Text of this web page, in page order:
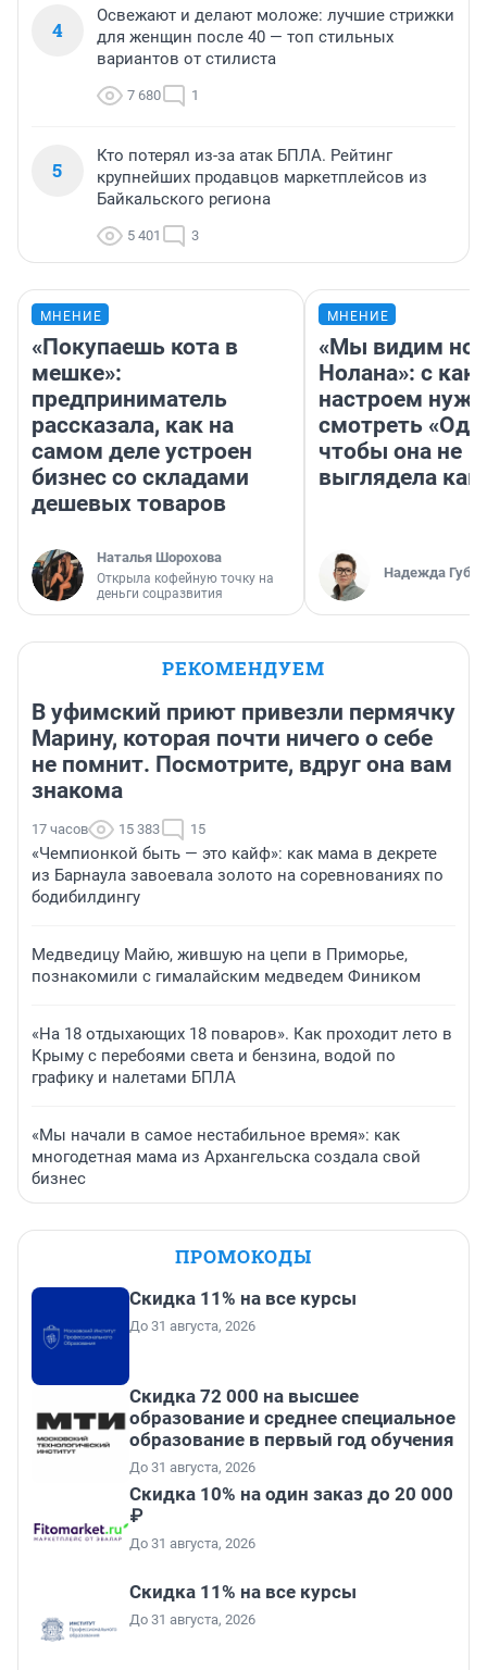
4
Освежают и делают моложе: лучшие стрижки
для женщин после 40 — топ стильных
вариантов от стилиста
7 680 1
5
Кто потерял из-за атак БПЛА. Рейтинг
крупнейших продавцов маркетплейсов из
Байкальского региона
5 401 3
МНЕНИЕ
«Покупаешь кота в
мешке»:
предприниматель
рассказала, как на
самом деле устроен
бизнес со складами
дешевых товаров
Наталья Шорохова
Открыла кофейную точку на
деньги соцразвития
МНЕНИЕ
«Мы видим
Нолана»: с
настроем
смотреть
чтобы она не
выглядела как
Надежда
РЕКОМЕНДУЕМ
В уфимский приют привезли пермячку
Марину, которая почти ничего о себе
не помнит. Посмотрите, вдруг она вам
знакома
17 часов 15 383 15
«Чемпионкой быть — это кайф»: как мама в декрете
из Барнаула завоевала золото на соревнованиях по
бодибилдингу
Медведицу Майю, жившую на цепи в Приморье,
познакомили с гималайским медведем Фиником
«На 18 отдыхающих 18 поваров». Как проходит лето в
Крыму с перебоями света и бензина, водой по
графику и налетами БПЛА
«Мы начали в самое нестабильное время»: как
многодетная мама из Архангельска создала свой
бизнес
ПРОМОКОДЫ
Скидка 11% на все курсы
До 31 августа, 2026
Скидка 72 000 на высшее
образование и среднее специальное
образование в первый год обучения
До 31 августа, 2026
Скидка 10% на один заказ до 20 000
₽
До 31 августа, 2026
Скидка 11% на все курсы
До 31 августа, 2026